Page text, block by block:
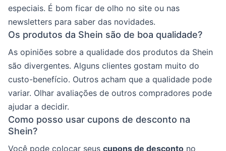
especiais. É bom ficar de olho no site ou nas
newsletters para saber das novidades.
Os produtos da Shein são de boa qualidade?
As opiniões sobre a qualidade dos produtos da Shein
são divergentes. Alguns clientes gostam muito do
custo-benefício. Outros acham que a qualidade pode
variar. Olhar avaliações de outros compradores pode
ajudar a decidir.
Como posso usar cupons de desconto na
Shein?
Você pode colocar seus cupons de desconto no